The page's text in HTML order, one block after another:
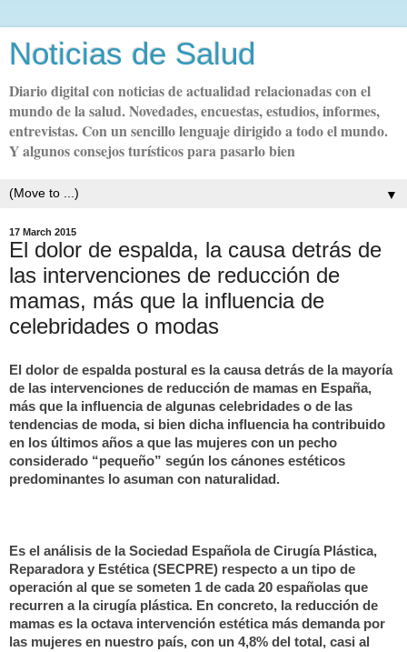
Noticias de Salud
Diario digital con noticias de actualidad relacionadas con el
mundo de la salud. Novedades, encuestas, estudios, informes,
entrevistas. Con un sencillo lenguaje dirigido a todo el mundo.
Y algunos consejos turísticos para pasarlo bien
▼
17 March 2015
El dolor de espalda, la causa detrás de
las intervenciones de reducción de
mamas, más que la influencia de
celebridades o modas
El dolor de espalda postural es la causa detrás de la mayoría
de las intervenciones de reducción de mamas en España,
más que la influencia de algunas celebridades o de las
tendencias de moda, si bien dicha influencia ha contribuido
en los últimos años a que las mujeres con un pecho
considerado “pequeño” según los cánones estéticos
predominantes lo asuman con naturalidad.
Es el análisis de la Sociedad Española de Cirugía Plástica,
Reparadora y Estética (SECPRE) respecto a un tipo de
operación al que se someten 1 de cada 20 españolas que
recurren a la cirugía plástica. En concreto, la reducción de
mamas es la octava intervención estética más demanda por
las mujeres en nuestro país, con un 4,8% del total, casi al